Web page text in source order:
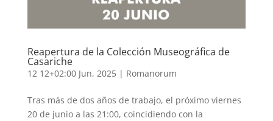
Reapertura de la Colección Museográfica de
Casariche
12 12+02:00 Jun, 2025| Romanorum
Tras más de dos años de trabajo, el próximo viernes
20 de junio a las 21:00, coincidiendo con la